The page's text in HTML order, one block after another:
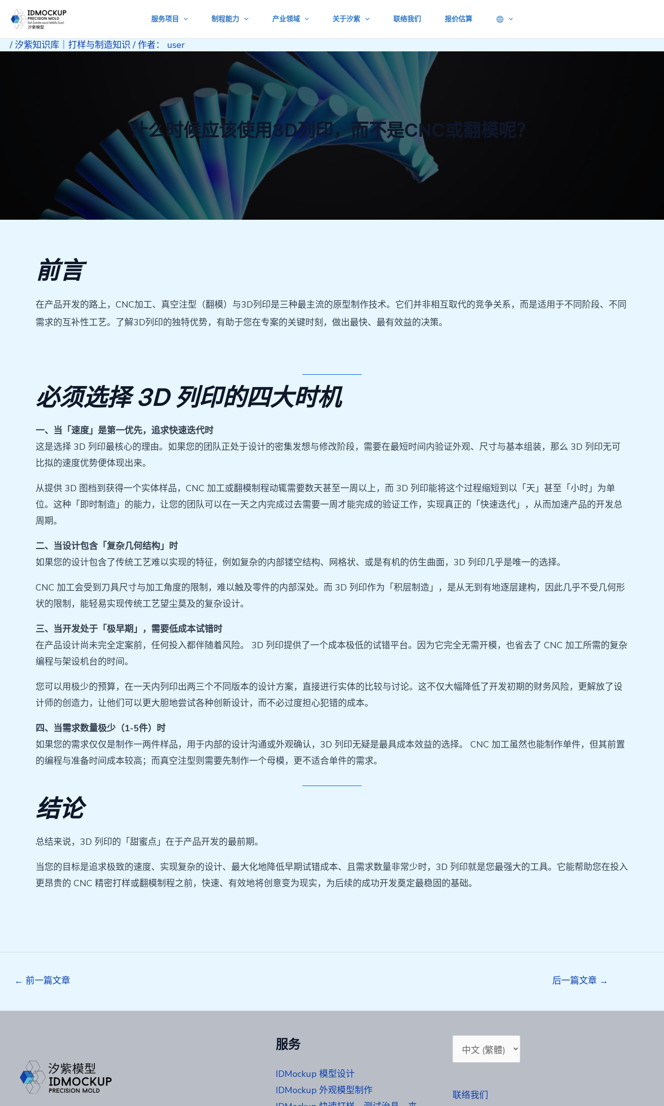
内
服务项目 制程能力 产业领域 关于汐紫 联络我们 报价估算
/汐紫知识库｜打样与制造知识 / 作者： user
什么时候应该使用3D列印，而不是CNC或翻模呢？
前言
在产品开发的路上，CNC加工、真空注型（翻模）与3D列印是三种最主流的原型制作技术。它们并非相互取代的竞争关系，而是适用于不同阶段、不同
需求的互补性工艺。了解3D列印的独特优势，有助于您在专案的关键时刻，做出最快、最有效益的决策。
必须选择 3D 列印的四大时机
一、当「速度」是第一优先，追求快速迭代时
这是选择 3D 列印最核心的理由。如果您的团队正处于设计的密集发想与修改阶段，需要在最短时间内验证外观、尺寸与基本组装，那么 3D 列印无可
比拟的速度优势便体现出来。
从提供 3D 图档到获得一个实体样品，CNC 加工或翻模制程动辄需要数天甚至一周以上，而 3D 列印能将这个过程缩短到以「天」甚至「小时」为单
位。这种「即时制造」的能力，让您的团队可以在一天之内完成过去需要一周才能完成的验证工作，实现真正的「快速迭代」，从而加速产品的开发总
周期。
二、当设计包含「复杂几何结构」时
如果您的设计包含了传统工艺难以实现的特征，例如复杂的内部镂空结构、网格状、或是有机的仿生曲面，3D 列印几乎是唯一的选择。
CNC 加工会受到刀具尺寸与加工角度的限制，难以触及零件的内部深处。而 3D 列印作为「积层制造」，是从无到有地逐层建构，因此几乎不受几何形
状的限制，能轻易实现传统工艺望尘莫及的复杂设计。
三、当开发处于「极早期」，需要低成本试错时
在产品设计尚未完全定案前，任何投入都伴随着风险。 3D 列印提供了一个成本极低的试错平台。因为它完全无需开模，也省去了 CNC 加工所需的复杂
编程与架设机台的时间。
您可以用极少的预算，在一天内列印出两三个不同版本的设计方案，直接进行实体的比较与讨论。这不仅大幅降低了开发初期的财务风险，更解放了设
计师的创造力，让他们可以更大胆地尝试各种创新设计，而不必过度担心犯错的成本。
四、当需求数量极少（1-5件）时
如果您的需求仅仅是制作一两件样品，用于内部的设计沟通或外观确认，3D 列印无疑是最具成本效益的选择。 CNC 加工虽然也能制作单件，但其前置
的编程与准备时间成本较高；而真空注型则需要先制作一个母模，更不适合单件的需求。
结论
总结来说，3D 列印的「甜蜜点」在于产品开发的最前期。
当您的目标是追求极致的速度、实现复杂的设计、最大化地降低早期试错成本、且需求数量非常少时，3D 列印就是您最强大的工具。它能帮助您在投入
更昂贵的 CNC 精密打样或翻模制程之前，快速、有效地将创意变为现实，为后续的成功开发奠定最稳固的基础。
← 前一篇文章 后一篇文章 →
服务
IDMockup 模型设计
IDMockup 外观模型制作
言
联络我们